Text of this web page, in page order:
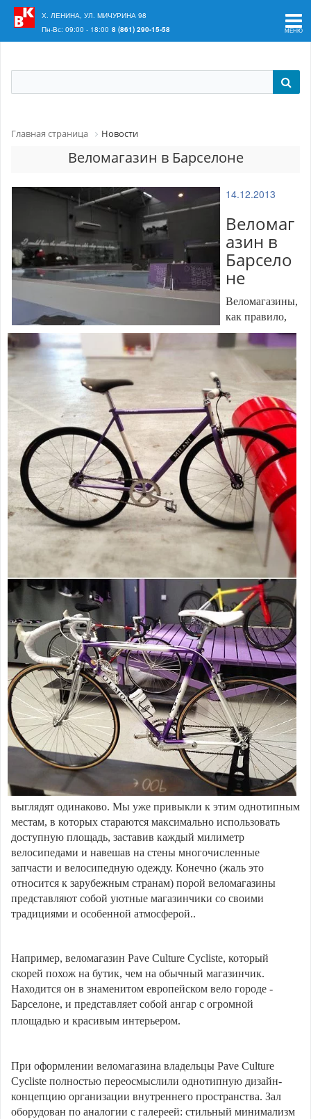
Ваш регион:
Х. ЛЕНИНА, УЛ. МИЧУРИНА 98
Пн-Вс: 09:00 - 18:00 8 (861) 290-15-58
Главная страница Новости
Веломагазин в Барселоне
14.12.2013
Веломаг
азин в
Барсело
не
Веломагазины,
как правило,
выглядят одинаково. Мы уже привыкли к этим однотипным
местам, в которых стараются максимально использовать
доступную площадь, заставив каждый милиметр
велосипедами и навешав на стены многочисленные
запчасти и велосипедную одежду. Конечно (жаль это
относится к зарубежным странам) порой веломагазины
представляют собой уютные магазинчики со своими
традициями и особенной атмосферой..
Например, веломагазин Pave Culture Cycliste, который
скорей похож на бутик, чем на обычный магазинчик.
Находится он в знаменитом европейском вело городе -
Барселоне, и представляет собой ангар с огромной
площадью и красивым интерьером.
При оформлении веломагазина владельцы Pave Culture
Cycliste полностью переосмыслили однотипную дизайн-
концепцию организации внутреннего пространства. Зал
оборудован по аналогии с галереей: стильный минимализм